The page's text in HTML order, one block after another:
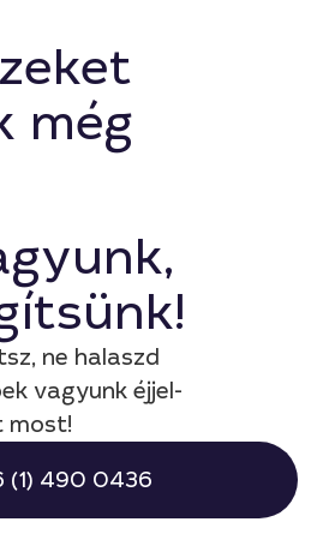
még
ne halaszd
vagyunk éjjel-
most!
(1) 490 0436